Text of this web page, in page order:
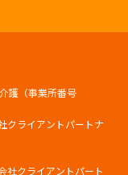
護（事業所番号
クライアントパートナ
社クライアントパート